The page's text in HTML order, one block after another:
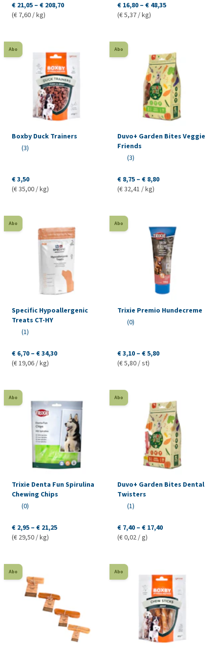
€ 21,05 – € 208,70
(€ 7,60 / kg)
€ 16,80 – € 48,35
(€ 5,37 / kg)
Abo
Boxby Duck Trainers
(3)
€ 3,50
(€ 35,00 / kg)
Abo
Duvo+ Garden Bites Veggie
Friends
(3)
€ 8,75 – € 8,80
(€ 32,41 / kg)
Abo
Specific Hypoallergenic
Treats CT-HY
(1)
€ 6,70 – € 34,30
(€ 19,06 / kg)
Abo
Trixie Premio Hundecreme
(0)
€ 3,10 – € 5,80
(€ 5,80 / st)
Abo
Trixie Denta Fun Spirulina
Chewing Chips
(0)
€ 2,95 – € 21,25
(€ 29,50 / kg)
Abo
Duvo+ Garden Bites Dental
Twisters
(1)
€ 7,40 – € 17,40
(€ 0,02 / g)
Abo Abo